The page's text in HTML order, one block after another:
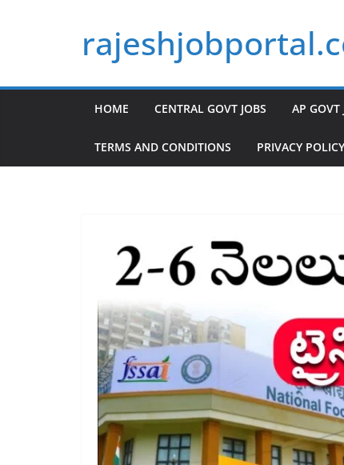
HOME CENTRAL GOVT JOBS AP GOVT
TERMS AND CONDITIONS PRIVACY POLICY